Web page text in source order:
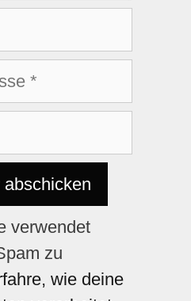
verwendet
zu
wie deine